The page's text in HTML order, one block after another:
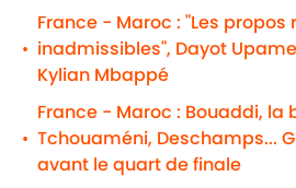
•
France - Maroc : "Les
inadmissibles", Dayot
Kylian Mbappé
•
France - Maroc : Bouaddi, la
Tchouaméni, Deschamps...
avant le quart de finale